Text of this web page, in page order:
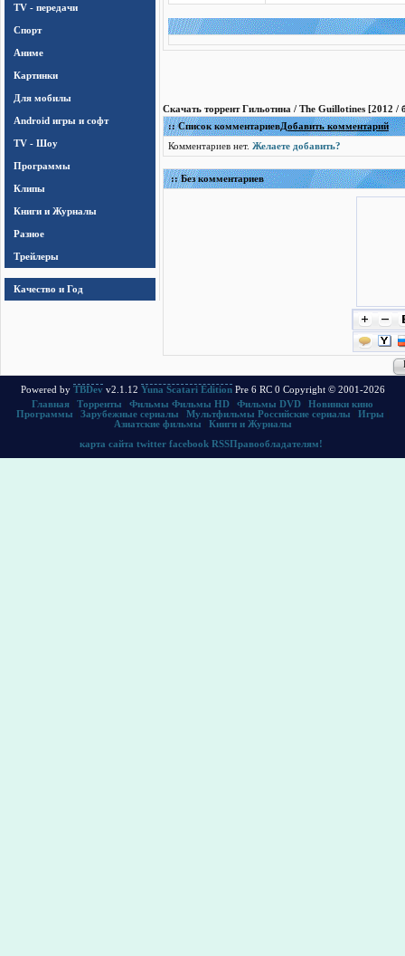
TV - передачи
Спорт
Аниме
Картинки
Для мобилы
Android игры и софт
TV - Шоу
Программы
Клипы
Книги и Журналы
Разное
Трейлеры
Качество и Год
Скачать торрент Гильотинa / The Guillotines [2012 /
:: Список комментариевДобавить комментарий
Комментариев нет. Желаете добавить?
:: Без комментариев
Powered by TBDev v2.1.12 Yuna Scatari EditionPre 6 RC 0 Copyright © 2001-2026
Главная
Торренты Фильмы Фильмы HD Фильмы DVD
Новинки кино
Программы
Зарубежные сериалы Мультфильмы Российские сериалы Игры
Азиатские фильмы
Книги и Журналы
карта сайта twitter facebook RSSПравообладателям!